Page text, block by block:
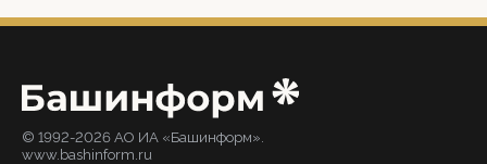
© 1992-2026 АО ИА «Башинформ».
www.bashinform.ru